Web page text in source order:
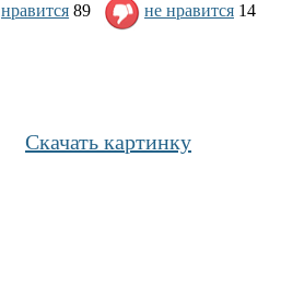
нравится 89 не нравится 14
Скачать картинку